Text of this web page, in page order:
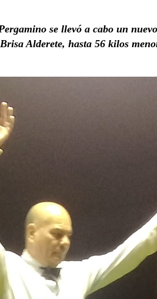
se llevó a cabo un nuevo
Alderete, hasta 56 kilos